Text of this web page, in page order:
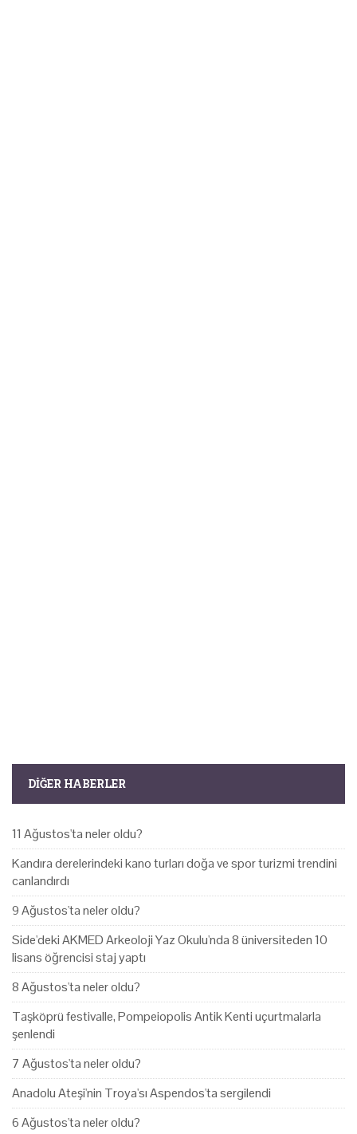
DIĞER HABERLER
11 Ağustos'ta neler oldu?
Kandıra derelerindeki kano turları doğa ve spor turizmi trendini
canlandırdı
9 Ağustos'ta neler oldu?
Side'deki AKMED Arkeoloji Yaz Okulu'nda 8 üniversiteden 10
lisans öğrencisi staj yaptı
8 Ağustos'ta neler oldu?
Taşköprü festivalle, Pompeiopolis Antik Kenti uçurtmalarla
şenlendi
7 Ağustos'ta neler oldu?
Anadolu Ateşi'nin Troya'sı Aspendos'ta sergilendi
6 Ağustos'ta neler oldu?